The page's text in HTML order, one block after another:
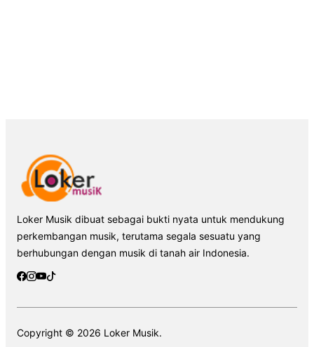
Loker Musik dibuat sebagai bukti nyata untuk mendukung
perkembangan musik, terutama segala sesuatu yang
berhubungan dengan musik di tanah air Indonesia.
Copyright © 2026 Loker Musik.